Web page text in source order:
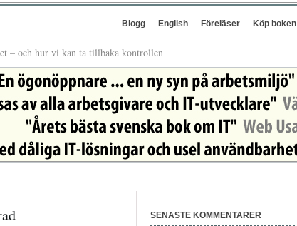
Blogg English Föreläser Köp boken
– och hur vi kan ta tillbaka kontrollen
SENASTE KOMMENTARER